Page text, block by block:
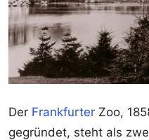
Der Frankfurter Zoo,
gegründet, steht als